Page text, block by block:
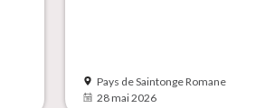
Pays de Saintonge Romane
28 mai 2026